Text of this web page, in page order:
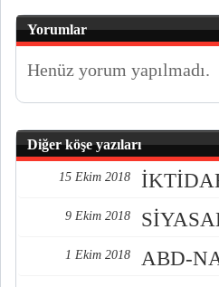
Yorumlar
Henüz yorum yapılmadı.
Diğer köşe yazıları
15 Ekim 2018
9 Ekim 2018
1 Ekim 2018
ABD-